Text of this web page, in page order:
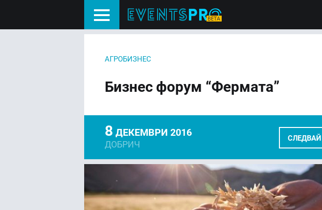
АГРОБИЗНЕС
Бизнес форум “Фермата”
СЛЕДВАЙ
8 ДЕКЕМВРИ 2016
ДОБРИЧ
LINKEDIN TWITTER